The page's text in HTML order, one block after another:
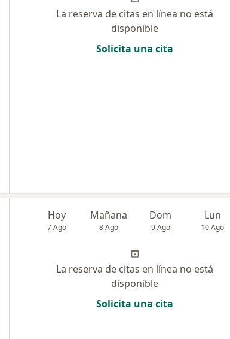
La reserva de citas en línea no está
disponible
Solicita una cita
Hoy
7 Ago
Mañana
8 Ago
Dom
9 Ago
Lun
10 Ago
La reserva de citas en línea no está
disponible
Solicita una cita